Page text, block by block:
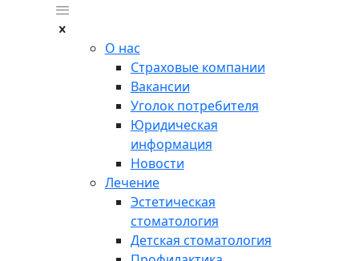
О нас
Страховые компании
Вакансии
Уголок потребителя
Юридическая
информация
Новости
Лечение
Эстетическая
стоматология
Детская стоматология